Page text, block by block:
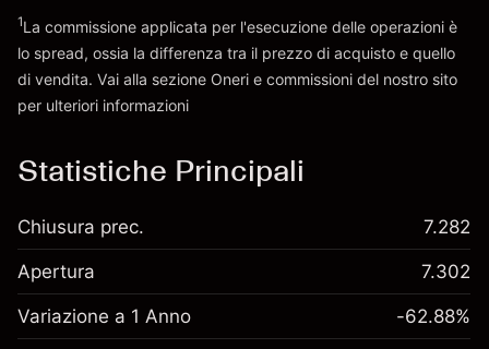
Vai alla piattaforma
1La commissione applicata per l'esecuzione delle operazioni è
lo spread, ossia la differenza tra il prezzo di acquisto e quello
di vendita. Vai alla sezione Oneri e commissioni del nostro sito
per ulteriori informazioni
Statistiche Principali
Chiusura prec. 7.282
Apertura 7.302
Variazione a 1 Anno -62.88%